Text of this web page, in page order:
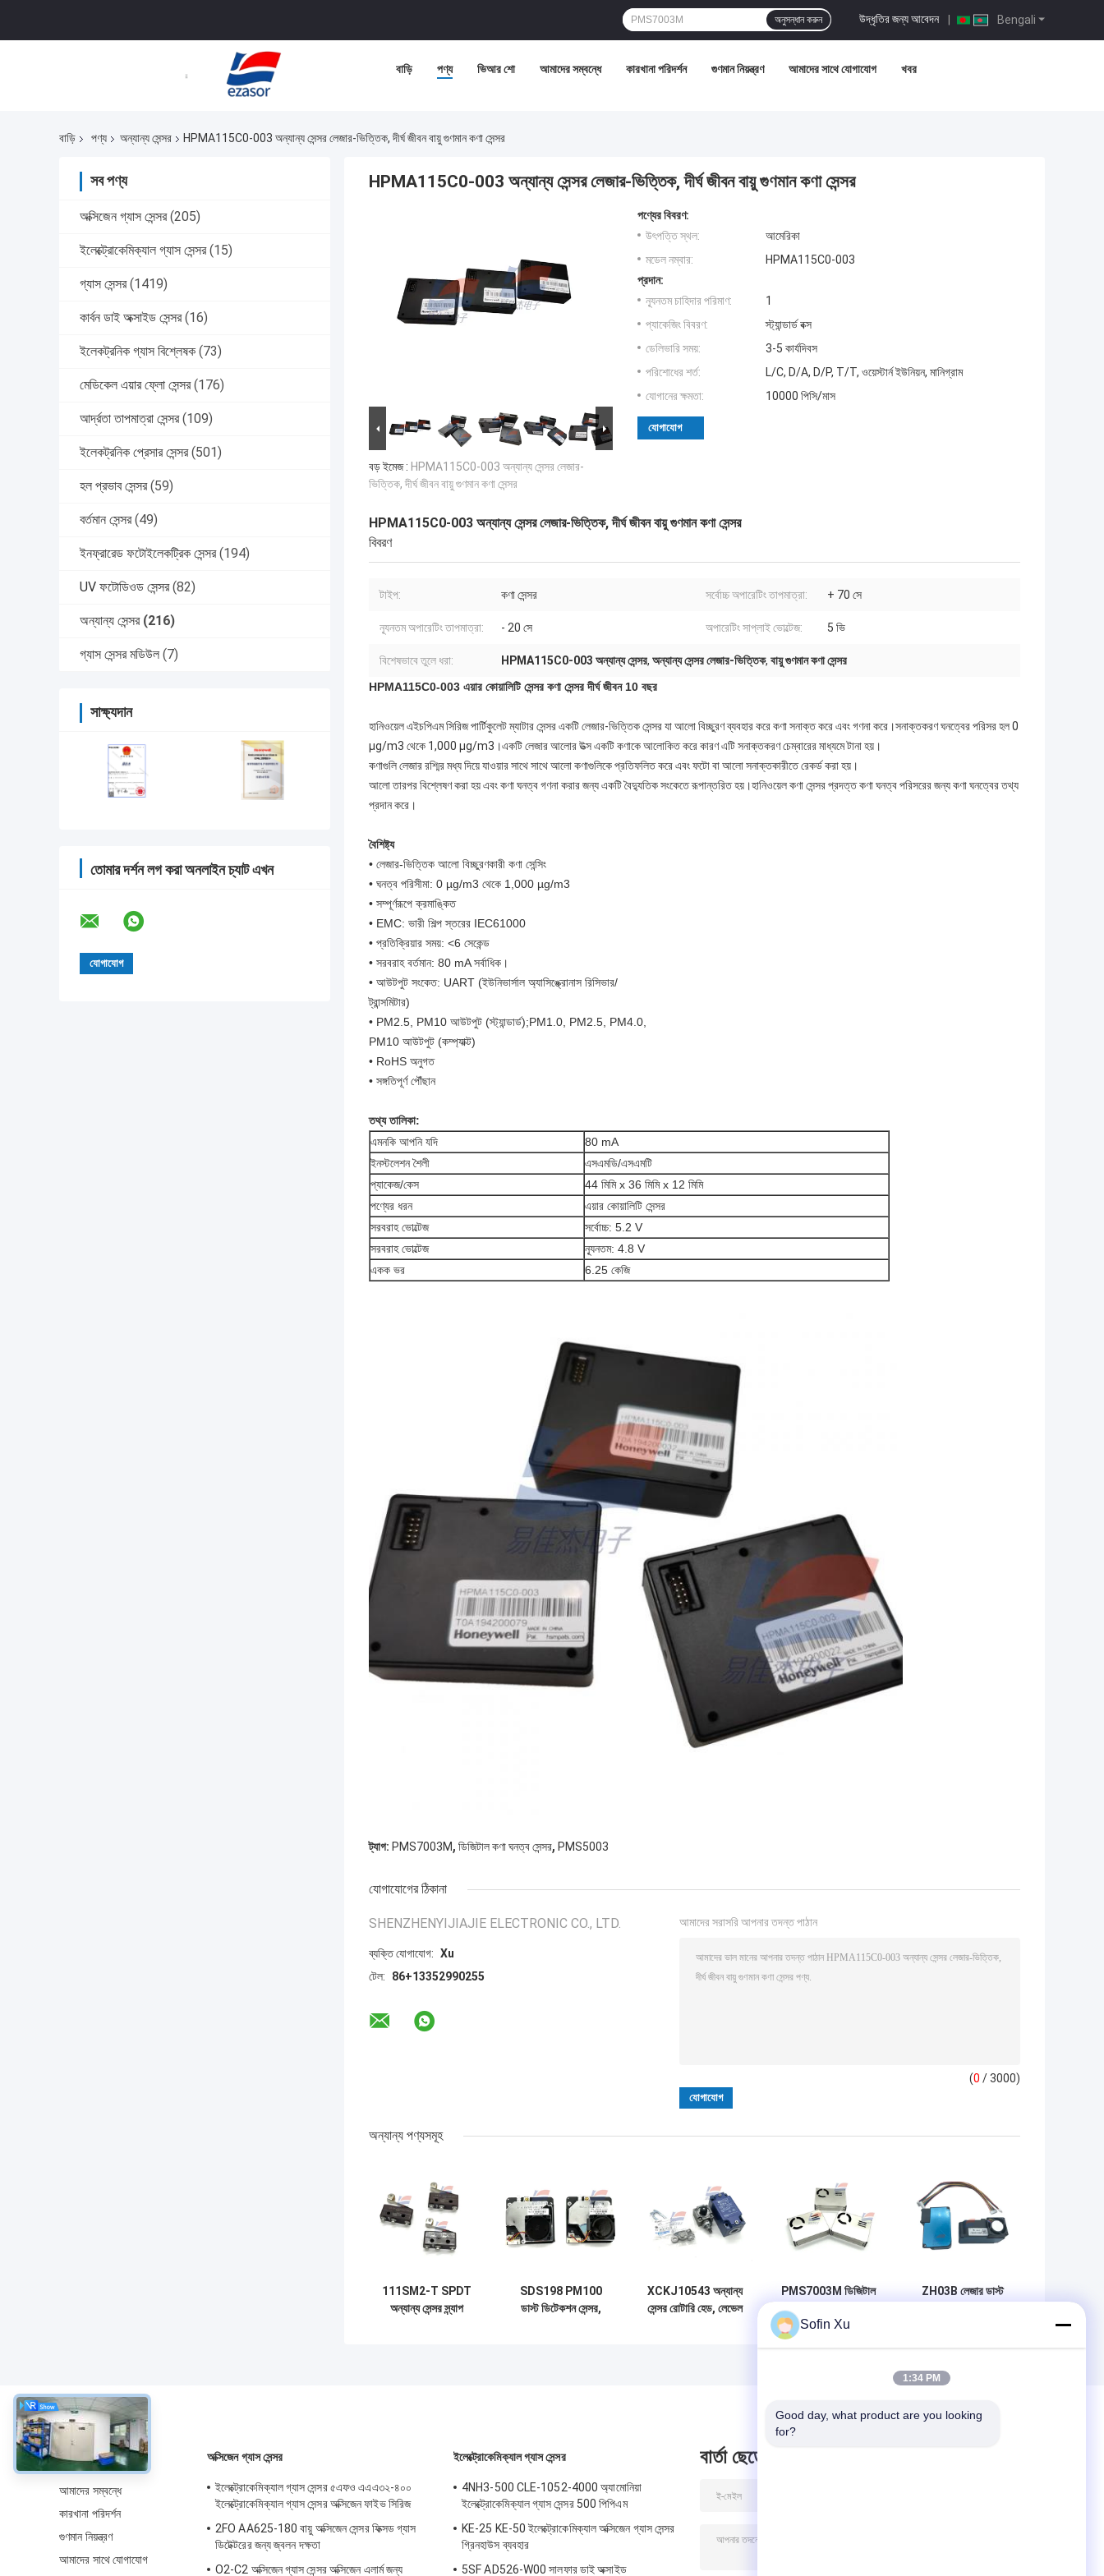
Bengali
উদ্ধৃতির জন্য আবেদন |
অনুসন্ধান করুন
বাড়ি পণ্য ভিআর শো আমাদের সম্বন্ধে কারখানা পরিদর্শন গুণমান নিয়ন্ত্রণ আমাদের সাথে যোগাযোগ খবর
বাড়ি পণ্য অন্যান্য সেন্সর HPMA115C0-003 অন্যান্য সেন্সর লেজার-ভিত্তিক, দীর্ঘ জীবন বায়ু গুণমান কণা সেন্সর
সব পণ্য
অক্সিজেন গ্যাস সেন্সর (205)
ইলেক্ট্রোকেমিক্যাল গ্যাস সেন্সর (15)
গ্যাস সেন্সর (1419)
কার্বন ডাই অক্সাইড সেন্সর (16)
ইলেকট্রনিক গ্যাস বিশ্লেষক (73)
মেডিকেল এয়ার ফ্লো সেন্সর (176)
আর্দ্রতা তাপমাত্রা সেন্সর (109)
ইলেকট্রনিক প্রেসার সেন্সর (501)
হল প্রভাব সেন্সর (59)
বর্তমান সেন্সর (49)
ইনফ্রারেড ফটোইলেকট্রিক সেন্সর (194)
UV ফটোডিওড সেন্সর (82)
অন্যান্য সেন্সর (216)
গ্যাস সেন্সর মডিউল (7)
সাক্ষ্যদান
তোমার দর্শন লগ করা অনলাইন চ্যাট এখন
HPMA115C0-003 অন্যান্য সেন্সর লেজার-ভিত্তিক, দীর্ঘ জীবন বায়ু গুণমান কণা সেন্সর
বড় ইমেজ : HPMA115C0-003 অন্যান্য সেন্সর লেজার-
ভিত্তিক, দীর্ঘ জীবন বায়ু গুণমান কণা সেন্সর
পণ্যের বিবরণ:
উৎপত্তি স্থল:
আমেরিকা
মডেল নম্বার:
HPMA115C0-003
প্রদান:
ন্যূনতম চাহিদার পরিমাণ:
1
প্যাকেজিং বিবরণ:
স্ট্যান্ডার্ড বক্স
ডেলিভারি সময়:
3-5 কার্যদিবস
পরিশোধের শর্ত:
L/C, D/A, D/P, T/T, ওয়েস্টার্ন ইউনিয়ন, মানিগ্রাম
যোগানের ক্ষমতা:
10000 পিসি/মাস
যোগাযোগ
HPMA115C0-003 অন্যান্য সেন্সর লেজার-ভিত্তিক, দীর্ঘ জীবন বায়ু গুণমান কণা সেন্সর
বিবরণ
টাইপ: কণা সেন্সর সর্বোচ্চ অপারেটিং তাপমাত্রা: + 70 সে
ন্যূনতম অপারেটিং তাপমাত্রা: - 20 সে অপারেটিং সাপ্লাই ভোল্টেজ: 5 ভি
বিশেষভাবে তুলে ধরা: HPMA115C0-003 অন্যান্য সেন্সর, অন্যান্য সেন্সর লেজার-ভিত্তিক, বায়ু গুণমান কণা সেন্সর
HPMA115C0-003 এয়ার কোয়ালিটি সেন্সর কণা সেন্সর দীর্ঘ জীবন 10 বছর
হানিওয়েল এইচপিএম সিরিজ পার্টিকুলেট ম্যাটার সেন্সর একটি লেজার-ভিত্তিক সেন্সর যা আলো বিচ্ছুরণ ব্যবহার করে কণা সনাক্ত করে এবং গণনা করে।সনাক্তকরণ ঘনত্বের পরিসর হল 0
µg/m3 থেকে 1,000 µg/m3।একটি লেজার আলোর উত্স একটি কণাকে আলোকিত করে কারণ এটি সনাক্তকরণ চেম্বারের মাধ্যমে টানা হয়।
কণাগুলি লেজার রশ্মির মধ্য দিয়ে যাওয়ার সাথে সাথে আলো কণাগুলিকে প্রতিফলিত করে এবং ফটো বা আলো সনাক্তকারীতে রেকর্ড করা হয়।
আলো তারপর বিশ্লেষণ করা হয় এবং কণা ঘনত্ব গণনা করার জন্য একটি বৈদ্যুতিক সংকেতে রূপান্তরিত হয়।হানিওয়েল কণা সেন্সর প্রদত্ত কণা ঘনত্ব পরিসরের জন্য কণা ঘনত্বের তথ্য
প্রদান করে।
বৈশিষ্ট্য
• লেজার-ভিত্তিক আলো বিচ্ছুরণকারী কণা সেন্সিং
• ঘনত্ব পরিসীমা: 0 µg/m3 থেকে 1,000 µg/m3
• সম্পূর্ণরূপে ক্রমাঙ্কিত
• EMC: ভারী শিল্প স্তরের IEC61000
• প্রতিক্রিয়ার সময়: <6 সেকেন্ড
• সরবরাহ বর্তমান: 80 mA সর্বাধিক।
• আউটপুট সংকেত: UART (ইউনিভার্সাল অ্যাসিঙ্ক্রোনাস রিসিভার/
ট্রান্সমিটার)
• PM2.5, PM10 আউটপুট (স্ট্যান্ডার্ড);PM1.0, PM2.5, PM4.0,
PM10 আউটপুট (কম্প্যাক্ট)
• RoHS অনুগত
• সঙ্গতিপূর্ণ পৌঁছান
তথ্য তালিকা:
এমনকি আপনি যদি
80 mA
ইনস্টলেশন শৈলী
এসএমডি/এসএমটি
প্যাকেজ/কেস
44 মিমি x 36 মিমি x 12 মিমি
পণ্যের ধরন
এয়ার কোয়ালিটি সেন্সর
সরবরাহ ভোল্টেজ
সর্বোচ্চ: 5.2 V
সরবরাহ ভোল্টেজ
ন্যূনতম: 4.8 V
একক ভর
6.25 কেজি
ট্যাগ: PMS7003M, ডিজিটাল কণা ঘনত্ব সেন্সর, PMS5003
যোগাযোগের ঠিকানা
SHENZHENYIJIAJIE ELECTRONIC CO., LTD.
ব্যক্তি যোগাযোগ: Xu
টেল:
86+13352990255
আমাদের সরাসরি আপনার তদন্ত পাঠান
(0 / 3000)
অন্যান্য পণ্যসমূহ
111SM2-T SPDT
অন্যান্য সেন্সর স্ন্যাপ
SDS198 PM100
ডাস্ট ডিটেকশন সেন্সর,
XCKJ10543 অন্যান্য
সেন্সর রোটারি হেড, লেভেল
PMS7003M ডিজিটাল
ইউনিভার্সাল
ZH03B লেজার ডাস্ট
সম্বন্ধে
আমাদের সম্বন্ধে
কারখানা পরিদর্শন
গুণমান নিয়ন্ত্রণ
আমাদের সাথে যোগাযোগ
অক্সিজেন গ্যাস সেন্সর
ইলেক্ট্রোকেমিক্যাল গ্যাস সেন্সর ৫এফও এএএ৩২-৪০০
ইলেক্ট্রোকেমিক্যাল গ্যাস সেন্সর অক্সিজেন ফাইভ সিরিজ
2FO AA625-180 বায়ু অক্সিজেন সেন্সর ফিক্সড গ্যাস
ডিটেক্টরের জন্য জ্বলন দক্ষতা
O2-C2 অক্সিজেন গ্যাস সেন্সর অক্সিজেন এলার্ম জন্য
ইলেক্ট্রোকেমিক্যাল গ্যাস সেন্সর
4NH3-500 CLE-1052-4000 অ্যামোনিয়া
ইলেক্ট্রোকেমিক্যাল গ্যাস সেন্সর 500 পিপিএম
KE-25 KE-50 ইলেক্ট্রোকেমিক্যাল অক্সিজেন গ্যাস সেন্সর
গ্রিনহাউস ব্যবহার
5SF AD526-W00 সালফার ডাই অক্সাইড
বার্তা ছেড়ে
Sofin Xu
1:34 PM
Good day, what product are you looking
for?